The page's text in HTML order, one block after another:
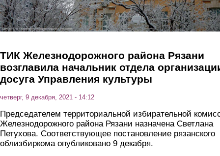
ТИК Железнодорожного района Рязани
возглавила начальник отдела
досуга Управления культуры
четверг, 9 декабря, 2021 - 14:12
Председателем территориальной избирательной
Железнодорожного района Рязани назначена Светлана
Петухова. Соответствующее постановление рязанского
облизбиркома опубликовано 9 декабря.